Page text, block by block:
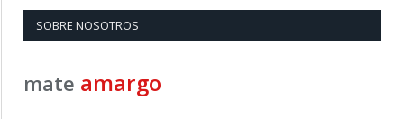
SOBRE NOSOTROS
mate amargo